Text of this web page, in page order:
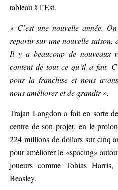
tableau à l’Est.
« C’est une nouvelle année.
repartir sur une nouvelle saison,
Il y a beaucoup de nouveaux
content de tout ce qu’il a fait.
pour la franchise et nous
nous améliorer et de grandir ».
Trajan Langdon a fait en sorte
centre de son projet, en le
224 millions de dollars sur cinq
pour améliorer le «spacing»
joueurs comme Tobias
Beasley.